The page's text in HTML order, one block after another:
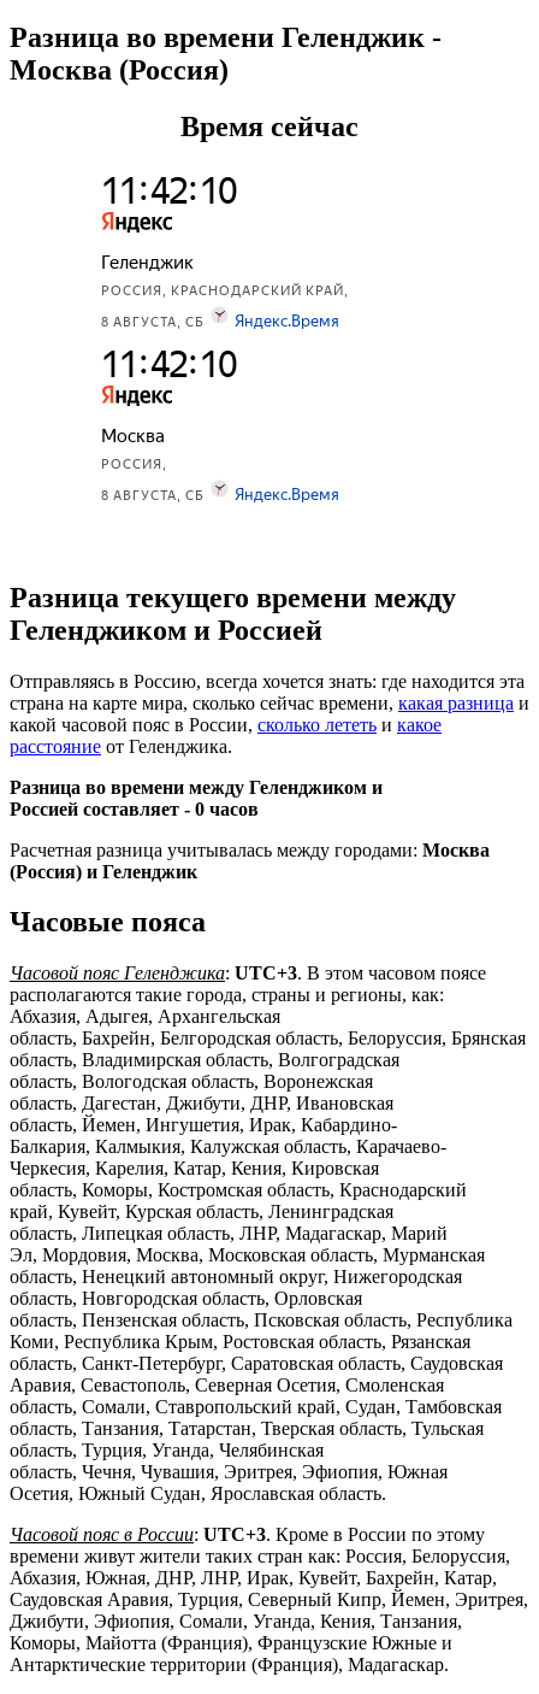
Разница во времени Геленджик -
Москва (Россия)
Время сейчас
Разница текущего времени между
Геленджиком и Россией
Отправляясь в Россию, всегда хочется знать: где находится эта
страна на карте мира, сколько сейчас времени, какая разница и
какой часовой пояс в России, сколько лететь и какое
расстояние от Геленджика.
Разница во времени между Геленджиком и
Россией составляет - 0 часов
Расчетная разница учитывалась между городами: Москва
(Россия) и Геленджик
Часовые пояса
Часовой пояс Геленджика: UTC+3. В этом часовом поясе
располагаются такие города, страны и регионы, как:
Абхазия, Адыгея, Архангельская
область, Бахрейн, Белгородская область, Белоруссия, Брянская
область, Владимирская область, Волгоградская
область, Вологодская область, Воронежская
область, Дагестан, Джибути, ДНР, Ивановская
область, Йемен, Ингушетия, Ирак, Кабардино-
Балкария, Калмыкия, Калужская область, Карачаево-
Черкесия, Карелия, Катар, Кения, Кировская
область, Коморы, Костромская область, Краснодарский
край, Кувейт, Курская область, Ленинградская
область, Липецкая область, ЛНР, Мадагаскар, Марий
Эл, Мордовия, Москва, Московская область, Мурманская
область, Ненецкий автономный округ, Нижегородская
область, Новгородская область, Орловская
область, Пензенская область, Псковская область, Республика
Коми, Республика Крым, Ростовская область, Рязанская
область, Санкт-Петербург, Саратовская область, Саудовская
Аравия, Севастополь, Северная Осетия, Смоленская
область, Сомали, Ставропольский край, Судан, Тамбовская
область, Танзания, Татарстан, Тверская область, Тульская
область, Турция, Уганда, Челябинская
область, Чечня, Чувашия, Эритрея, Эфиопия, Южная
Осетия, Южный Судан, Ярославская область.
Часовой пояс в России: UTC+3. Кроме в России по этому
времени живут жители таких стран как: Россия, Белоруссия,
Абхазия, Южная, ДНР, ЛНР, Ирак, Кувейт, Бахрейн, Катар,
Саудовская Аравия, Турция, Северный Кипр, Йемен, Эритрея,
Джибути, Эфиопия, Сомали, Уганда, Кения, Танзания,
Коморы, Майотта (Франция), Французские Южные и
Антарктические территории (Франция), Мадагаскар.